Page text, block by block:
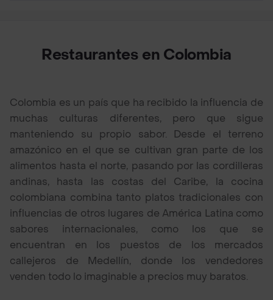
Restaurantes en Colombia
Colombia es un país que ha recibido la influencia de
muchas culturas diferentes, pero que sigue
manteniendo su propio sabor. Desde el terreno
amazónico en el que se cultivan gran parte de los
alimentos hasta el norte, pasando por las cordilleras
andinas, hasta las costas del Caribe, la cocina
colombiana combina tanto platos tradicionales con
influencias de otros lugares de América Latina como
sabores internacionales, como los que se
encuentran en los puestos de los mercados
callejeros de Medellín, donde los vendedores
venden todo lo imaginable a precios muy baratos.